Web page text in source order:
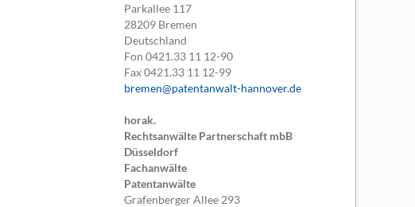
Parkallee 117
28209 Bremen
Deutschland
Fon0421.33 11 12-90
Fax0421.33 11 12-99
bremen@patentanwalt-hannover.de
horak.
Rechtsanwälte Partnerschaft mbB
Düsseldorf
Fachanwälte
Patentanwälte
Grafenberger Allee 293